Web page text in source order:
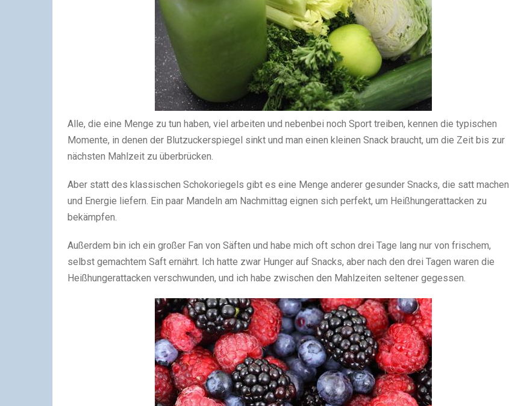
Alle, die eine Menge zu tun haben, viel arbeiten und nebenbei noch Sport treiben, kennen die typischen
Momente, in denen der Blutzuckerspiegel sinkt und man einen kleinen Snack braucht, um die Zeit bis zur
nächsten Mahlzeit zu überbrücken.
Aber statt des klassischen Schokoriegels gibt es eine Menge anderer gesunder Snacks, die satt machen
und Energie liefern. Ein paar Mandeln am Nachmittag eignen sich perfekt, um Heißhungerattacken zu
bekämpfen.
Außerdem bin ich ein großer Fan von Säften und habe mich oft schon drei Tage lang nur von frischem,
selbst gemachtem Saft ernährt. Ich hatte zwar Hunger auf Snacks, aber nach den drei Tagen waren die
Heißhungerattacken verschwunden, und ich habe zwischen den Mahlzeiten seltener gegessen.